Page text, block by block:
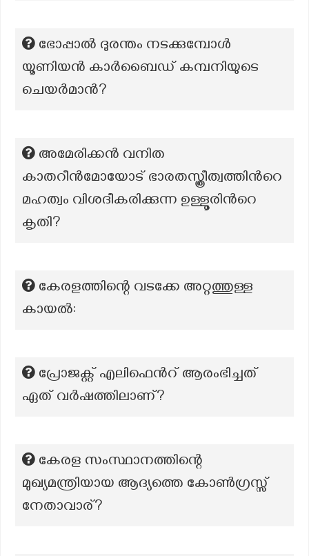
ഭോപ്പാൽ ദുരന്തം നടക്കുമ്പോൾ
യൂണിയൻ കാർബൈഡ് കമ്പനിയുടെ
ചെയർമാൻ?
അമേരിക്കൻ വനിത
കാതറീൻമോയോട് ഭാരതസ്ത്രീത്വത്തിന്‍റെ
മഹത്വം വിശദീകരിക്കുന്ന ഉള്ളൂരിന്‍റെ
കൃതി?
കേരളത്തിന്റെ വടക്കേ അറ്റത്തുള്ള
കായൽ:
പ്രോജക്റ്റ് എലിഫെൻറ് ആരംഭിച്ചത്
ഏത് വർഷത്തിലാണ്?
കേരള സംസ്ഥാനത്തിന്റെ
മുഖ്യമന്ത്രിയായ ആദ്യത്തെ കോൺഗ്രസ്സ്
നേതാവാര്?